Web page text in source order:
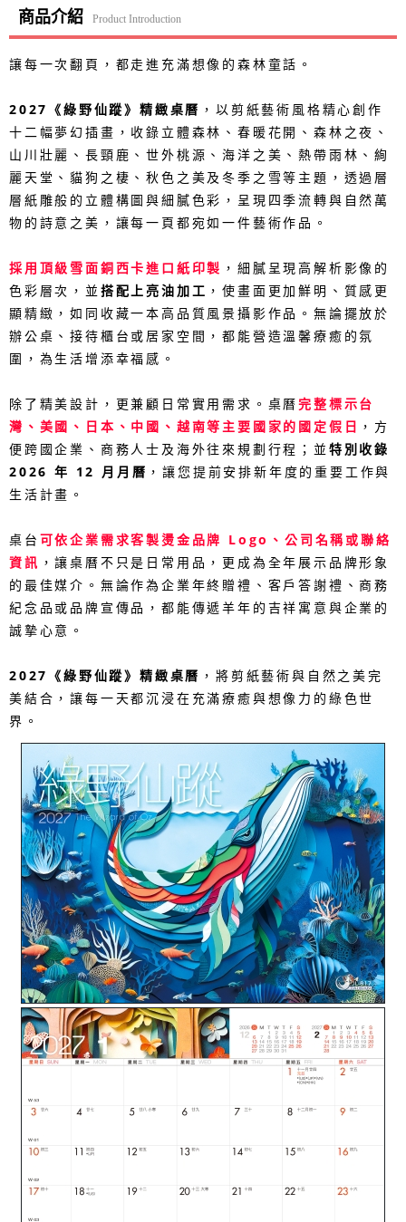
商品介紹 Product Introduction
讓每一次翻頁，都走進充滿想像的森林童話。
2027《綠野仙蹤》精緻桌曆 ，以剪紙藝術風格精心創作
十二幅夢幻插畫，收錄立體森林、春暖花開、森林之夜、
山川壯麗、長頸鹿、世外桃源、海洋之美、熱帶雨林、絢
麗天堂、貓狗之棲、秋色之美及冬季之雪等主題，透過層
層紙雕般的立體構圖與細膩色彩，呈現四季流轉與自然萬
物的詩意之美，讓每一頁都宛如一件藝術作品。
採用頂級雪面銅西卡進口紙印製 ，細膩呈現高解析影像的
色彩層次，並 搭配上亮油加工 ，使畫面更加鮮明、質感更
顯精緻，如同收藏一本高品質風景攝影作品。無論擺放於
辦公桌、接待櫃台或居家空間，都能營造溫馨療癒的氛
圍，為生活增添幸福感。
除了精美設計，更兼顧日常實用需求。桌曆完整標示台
灣、美國、日本、中國、越南等主要國家的國定假日 ，方
便跨國企業、商務人士及海外往來規劃行程；並 特別收錄
2026 年 12 月月曆 ，讓您提前安排新年度的重要工作與
生活計畫。
桌台 可依企業需求客製燙金品牌 Logo、公司名稱或聯絡
資訊 ，讓桌曆不只是日常用品，更成為全年展示品牌形象
的最佳媒介。無論作為企業年終贈禮、客戶答謝禮、商務
紀念品或品牌宣傳品，都能傳遞羊年的吉祥寓意與企業的
誠摯心意。
2027《綠野仙蹤》精緻桌曆 ，將剪紙藝術與自然之美完
美結合，讓每一天都沉浸在充滿療癒與想像力的綠色世
界。